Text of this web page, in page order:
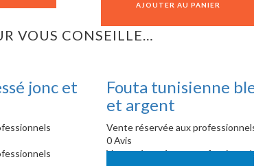
AJOUTER AU PANIER
VOUS CONSEILLE…
jonc et
Fouta tunisienne
et argent
Vente réservée aux
0 Avis
Vente réservée aux